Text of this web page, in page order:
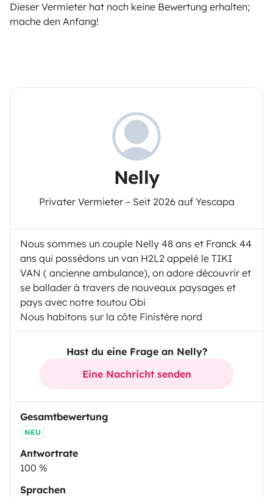
Dieser Vermieter hat noch keine Bewertung erhalten;
mache den Anfang!
Nelly
Privater Vermieter – Seit 2026 auf Yescapa
Nous sommes un couple Nelly 48 ans et Franck 44
ans qui possédons un van H2L2 appelé le TIKI
VAN ( ancienne ambulance), on adore découvrir et
se ballader à travers de nouveaux paysages et
pays avec notre toutou Obi
Nous habitons sur la côte Finistère nord
Hast du eine Frage an Nelly?
Eine Nachricht senden
Gesamtbewertung
NEU
Antwortrate
100 %
Sprachen